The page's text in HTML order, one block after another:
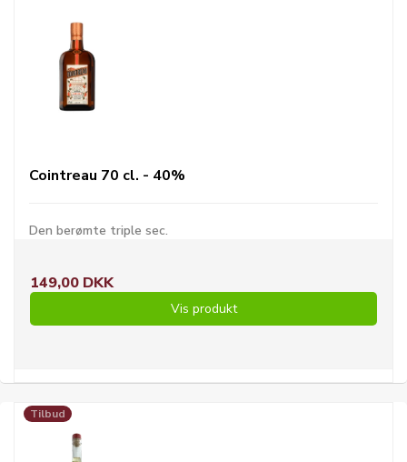
Cointreau 70 cl. - 40%
Den berømte triple sec.
149,00 DKK
Vis produkt
Tilbud